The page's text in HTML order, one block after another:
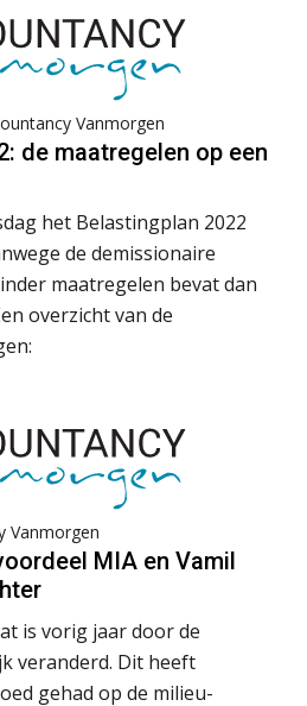
Vanmorgen
de maatregelen op een
het Belastingplan 2022
de demissionaire
maatregelen bevat dan
overzicht van de
Vanmorgen
MIA en Vamil
is vorig jaar door de
veranderd. Dit heeft
gehad op de milieu-
ICT & AI | “Accountancywerk
verandert sneller dan de meeste
kantoren beseffen”
De cijfers kloppen. Maar klopt de
cultuur ook?
gesprek met Susan Hendriks
Klanten soepel bedienen met AFAS
Speech to text in compliance
software: zo besparen accountants
twintig minuten per dossier
Risicocategorieën AI Act blijven
onderbelicht, terwijl de
Groeipad in de samenstelpraktijk:
manager
– Terneuzen
Accountant Audit
Samenstel (RA
Agri & Food – Groningen
– Enschede